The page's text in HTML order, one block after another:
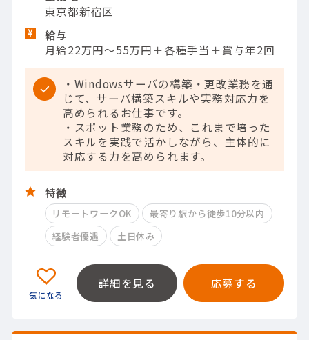
東京都新宿区
給与
月給22万円～55万円＋各種手当＋賞与年2回
・Windowsサーバの構築・更改業務を通
じて、サーバ構築スキルや実務対応力を
高められるお仕事です。
・スポット業務のため、これまで培った
スキルを実践で活かしながら、主体的に
対応する力を高められます。
特徴
リモートワークOK
最寄り駅から徒歩10分以内
経験者優遇
土日休み
詳細を見る 応募する